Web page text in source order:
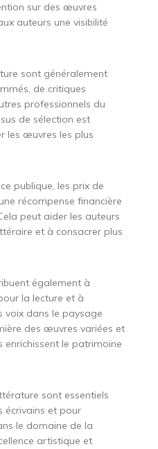
sur des œuvres
auteurs une visibilité
sont généralement
de critiques
professionnels du
de sélection est
les œuvres les plus
publique, les prix de
récompense financière
peut aider les auteurs
et à consacrer plus
également à
la lecture et à
voix dans le paysage
des œuvres variées et
enrichissent le patrimoine
sont essentiels
écrivains et pour
le domaine de la
artistique et